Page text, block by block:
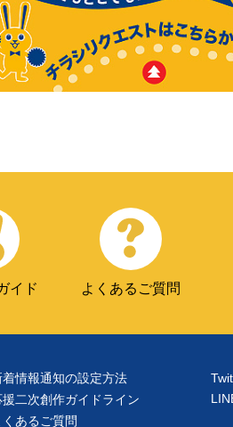
イド よくあるご質問
着情報通知の設定方法
援二次創作ガイドライン
くあるご質問